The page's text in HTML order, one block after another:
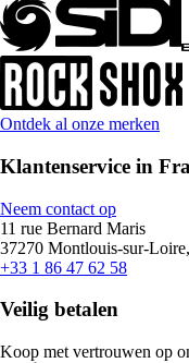
Ontdek al onze merken
Klantenservice in
Neem contact op
11 rue Bernard Maris
37270 Montlouis-sur-
+33 1 86 47 62 58
Veilig betalen
Koop met vertrouwen op